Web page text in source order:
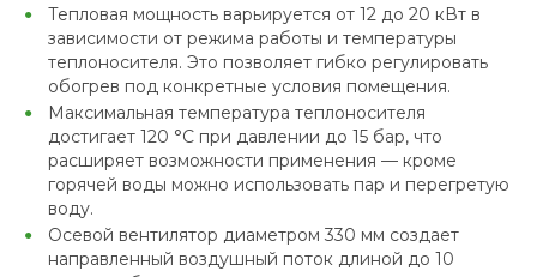
Тепловая мощность варьируется от 12 до 20 кВт в
зависимости от режима работы и температуры
теплоносителя. Это позволяет гибко регулировать
обогрев под конкретные условия помещения.
Максимальная температура теплоносителя
достигает 120 °С при давлении до 15 бар, что
расширяет возможности применения — кроме
горячей воды можно использовать пар и перегретую
воду.
Осевой вентилятор диаметром 330 мм создает
направленный воздушный поток длиной до 10